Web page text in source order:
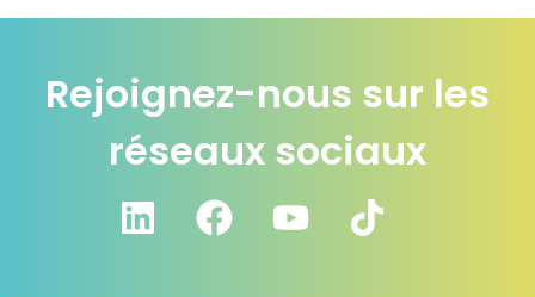
Rejoignez-nous sur les
réseaux sociaux